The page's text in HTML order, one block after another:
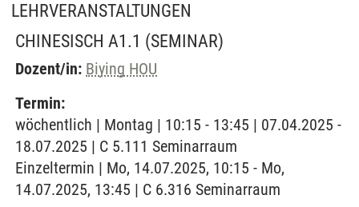
LEHRVERANSTALTUNGEN
CHINESISCH A1.1 (SEMINAR)
Dozent/in: Biying HOU
Termin:
wöchentlich | Montag | 10:15 - 13:45 | 07.04.2025 -
18.07.2025 | C 5.111 Seminarraum
Einzeltermin | Mo, 14.07.2025, 10:15 - Mo,
14.07.2025, 13:45 | C 6.316 Seminarraum